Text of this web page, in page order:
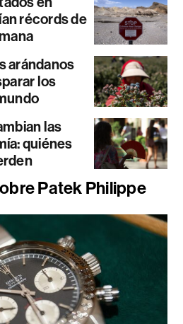
récords de
arándanos
los
las
quiénes
Patek Philippe